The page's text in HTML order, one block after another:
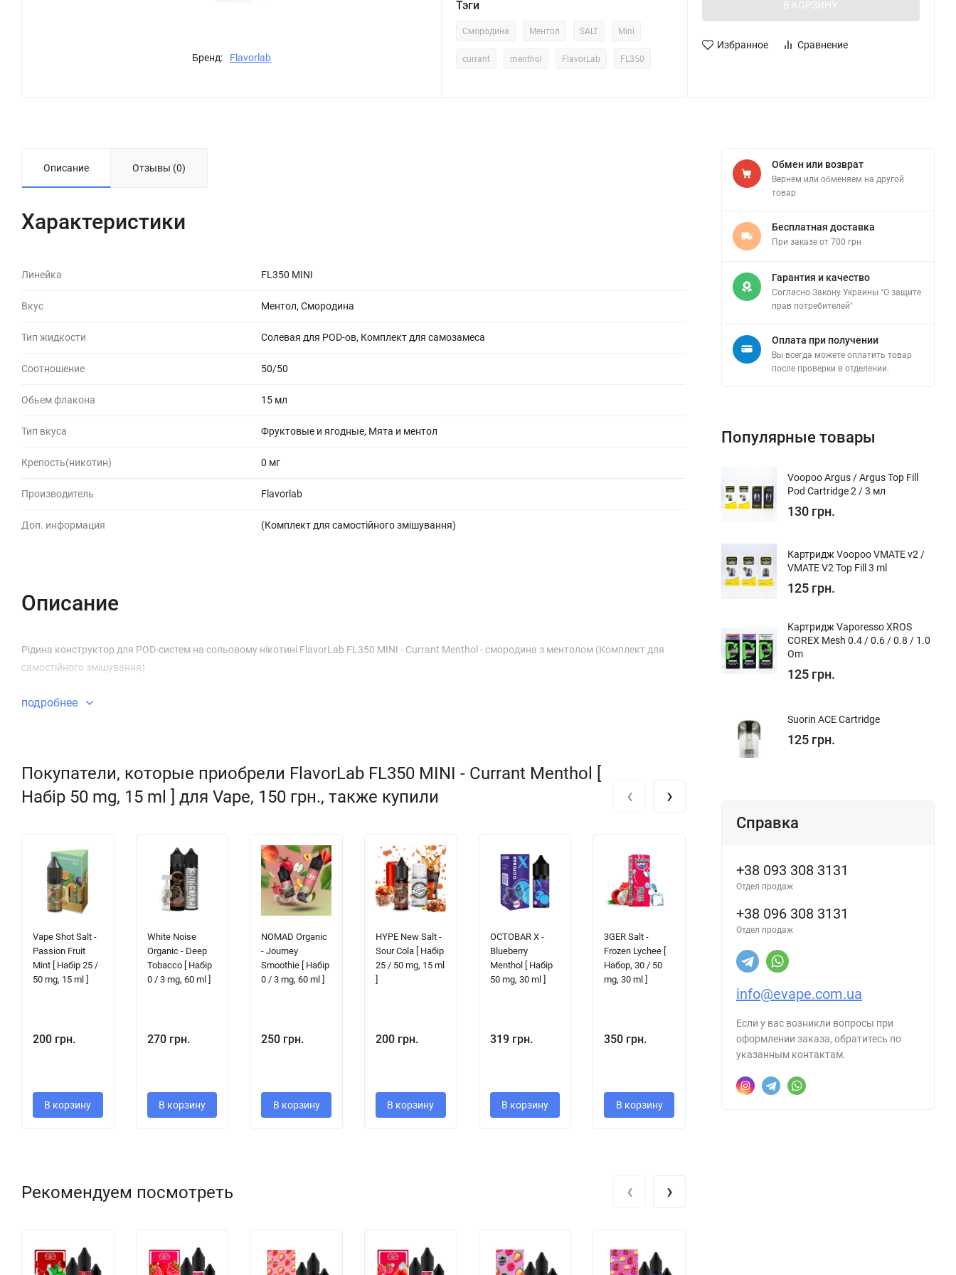
Бренд: Flavorlab
Тэги
Смородина Ментол SALT Mini
currant menthol FlavorLab FL350
В КОРЗИНУ
Избранное Сравнение
Описание Отзывы (0)
Характеристики
Линейка FL350 MINI
Вкус Ментол, Смородина
Тип жидкости Солевая для POD-ов, Комплект для самозамеса
Соотношение 50/50
Обьем флакона 15 мл
Тип вкуса Фруктовые и ягодные, Мята и ментол
Крепость(никотин) 0 мг
Производитель Flavorlab
Доп. информация (Комплект для самостійного змішування)
Описание
Рідина конструктор для POD-систем на сольовому нікотині FlavorLab FL350 MINI - Currant Menthol - смородина з ментолом (Комплект для
самостійного змішування)
подробнее
Покупатели, которые приобрели FlavorLab FL350 MINI - Currant Menthol [
Набір 50 mg, 15 ml ] для Vape, 150 грн., также купили
Vape Shot Salt -
Passion Fruit
Mint [ Набір 25 /
50 mg, 15 ml ]
200 грн.
В корзину
White Noise
Organic - Deep
Tobacco [ Набір
0 / 3 mg, 60 ml ]
270 грн.
В корзину
NOMAD Organic
- Journey
Smoothie [ Набір
0 / 3 mg, 60 ml ]
250 грн.
В корзину
HYPE New Salt -
Sour Cola [ Набір
25 / 50 mg, 15 ml
]
200 грн.
В корзину
OCTOBAR X -
Blueberry
Menthol [ Набір
50 mg, 30 ml ]
319 грн.
В корзину
3GER Salt -
Frozen Lychee [
Набор, 30 / 50
mg, 30 ml ]
350 грн.
В корзину
Alchemist Salt -
Spearmint [
Набор 50 mg, 30
360 грн.
60 ml ]
290 грн.
‹ ›
Рекомендуем посмотреть ‹ ›
Обмен или возврат
Вернем или обменяем на другой
товар
Бесплатная доставка
При заказе от 700 грн
Гарантия и качество
Согласно Закону Украины "О защите
прав потребителей"
Оплата при получении
Вы всегда можете оплатить товар
после проверки в отделении.
Популярные товары
Voopoo Argus / Argus Top Fill
Pod Cartridge 2 / 3 мл
130 грн.
Картридж Voopoo VMATE v2 /
VMATE V2 Top Fill 3 ml
125 грн.
Картридж Vaporesso XROS
COREX Mesh 0.4 / 0.6 / 0.8 / 1.0
Om
125 грн.
Suorin ACE Cartridge
125 грн.
Справка
+38 093 308 3131
Отдел продаж
+38 096 308 3131
Отдел продаж
info@evape.com.ua
Если у вас возникли вопросы при
оформлении заказа, обратитесь по
указанным контактам.